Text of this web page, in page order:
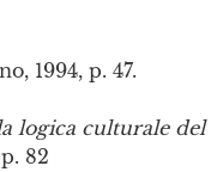
1994, p. 47.
logica culturale del
82